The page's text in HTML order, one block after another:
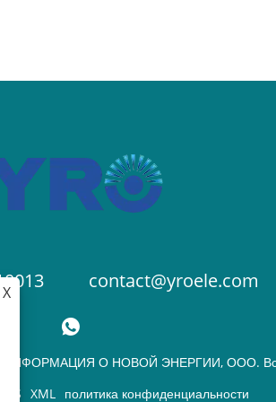
УФ-принтер
contact@yroele.com
ИНФОРМАЦИЯ О НОВОЙ ЭНЕРГИИ, ООО.
RSS XML политика конфиденциальности
X